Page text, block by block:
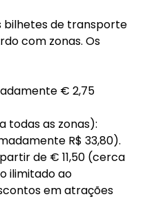
bilhetes de transporte
com zonas. Os
€ 2,75
todas as zonas):
R$ 33,80).
de € 11,50 (cerca
ilimitado ao
em atrações